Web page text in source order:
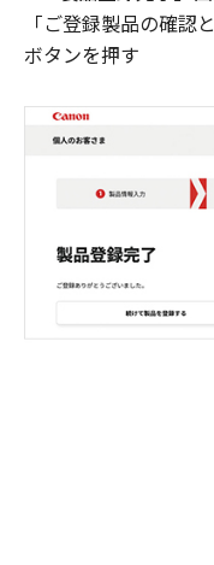
「ご登録製品の確認
ボタンを押す